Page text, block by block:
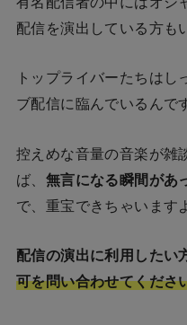
配信を演出している方も
トップライバーたちはし
ブ配信に臨んでいるんで
控えめな音量の音楽が雑
ば、 無言になる瞬間があ
で、重宝できちゃいます
配信の演出に利用したい
可を問い合わせてくださ